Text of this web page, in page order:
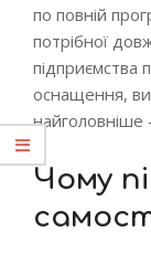
по повній
потрібної
підприємства
оснащення,
найголовніше
Чому